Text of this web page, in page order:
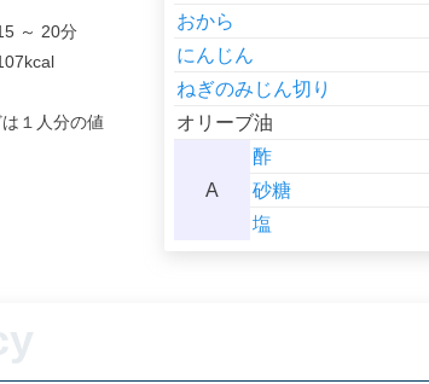
～ 20
１人分
おから
にんじん
ねぎのみじん切り
オリーブ油
A
酢
砂糖
塩